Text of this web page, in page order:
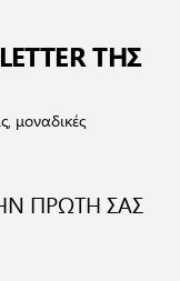
ΤΗΣ
μοναδικές
ΠΡΩΤΗ ΣΑΣ